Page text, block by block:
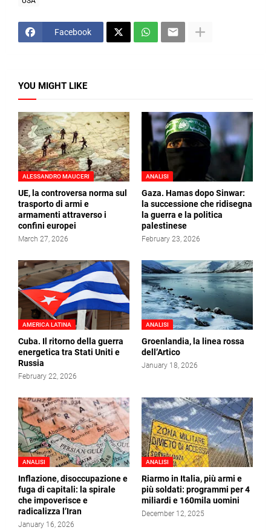
Facebook
YOU MIGHT LIKE
ALESSANDRO MAUCERI
UE, la controversa norma sul
trasporto di armi e
armamenti attraverso i
confini europei
March 27, 2026
ANALISI
Gaza. Hamas dopo Sinwar:
la successione che ridisegna
la guerra e la politica
palestinese
February 23, 2026
AMERICA LATINA
Cuba. Il ritorno della guerra
energetica tra Stati Uniti e
Russia
February 22, 2026
ANALISI
Groenlandia, la linea rossa
dell’Artico
January 18, 2026
ANALISI
Inflazione, disoccupazione e
fuga di capitali: la spirale
che impoverisce e
radicalizza l’Iran
January 16, 2026
ANALISI
Riarmo in Italia, più armi e
più soldati: programmi per 4
miliardi e 160mila uomini
December 12, 2025